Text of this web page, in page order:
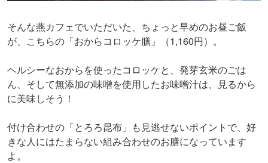
そんな燕カフェでいただいた、ちょっと早めのお昼ご飯
が、こちらの「おからコロッケ膳」（1,160円）。
ヘルシーなおからを使ったコロッケと、発芽玄米のごは
ん、そして無添加の味噌を使用したお味噌汁は、見るから
に美味しそう！
付け合わせの「とろろ昆布」も見逃せないポイントで、好
きな人にはたまらない組み合わせのお膳になっています
よ。